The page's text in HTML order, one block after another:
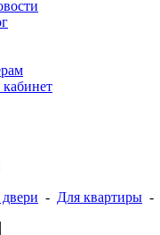
- Для квартиры -